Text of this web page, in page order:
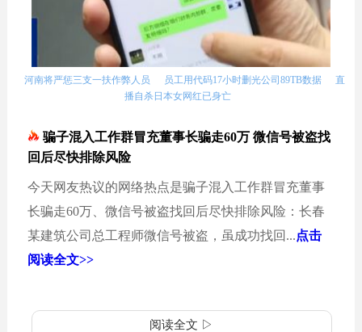
河南将严惩三支一扶作弊人员 员工用代码17小时删光公司89TB数据
直
播自杀日本女网红已身亡
骗子混入工作群冒充董事长骗走60万 微信号被盗找
回后尽快排除风险
今天网友热议的网络热点是骗子混入工作群冒充董事
长骗走60万、微信号被盗找回后尽快排除风险：长春
某建筑公司总工程师微信号被盗，虽成功找回...点击
阅读全文>>
阅读全文 ▷